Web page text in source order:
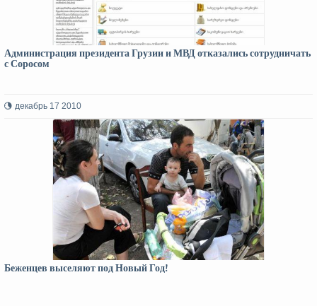
Администрация президента Грузии и МВД отказались сотрудничать
с Соросом
декабрь 17 2010
Беженцев выселяют под Новый Год!